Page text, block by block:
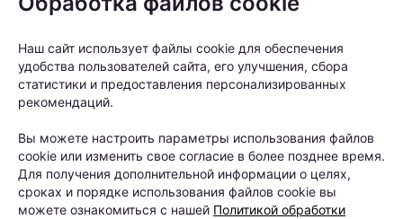
прямыми солнечными лучами;
временно отказаться от агрессивных средств
для укладки;
не использовать пилинги для кожи головы.
Отдельное внимание уделяется восстановлению
кожи головы и приживлению пересаженных
фолликулов. Для этого в программы реабилитации
нередко включают плазмотерапию и светолечение.
Наш сайт использует файлы cookie для обеспечения
удобства пользователей сайта, его улучшения, сбора
статистики и предоставления персонализированных
рекомендаций.
Вы можете настроить параметры использования файлов
cookie или изменить свое согласие в более позднее время.
Для получения дополнительной информации о целях,
сроках и порядке использования файлов cookie вы
можете ознакомиться с нашей Политикой обработки